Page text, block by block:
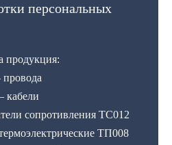
персональных
продукция:
провода
кабели
сопротивления ТС012
ТП008